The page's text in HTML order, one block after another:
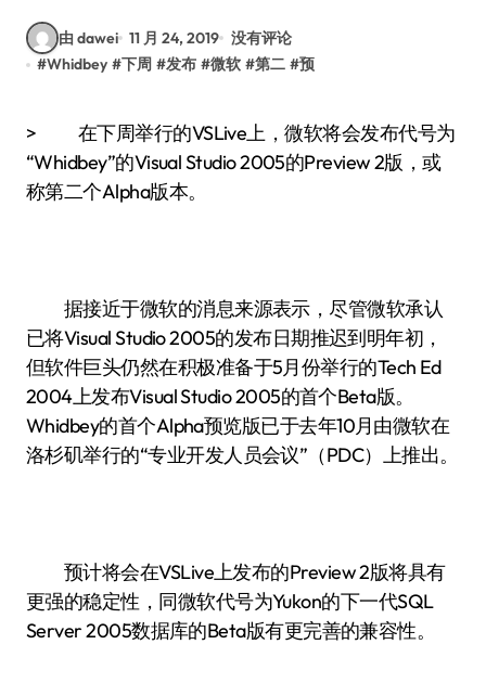
由 dawei 11 月 24, 2019 没有评论
#Whidbey #下周 #发布 #微软 #第二 #预
> 在下周举行的VSLive上，微软将会发布代号为
“Whidbey”的Visual Studio 2005的Preview 2版，或
称第二个Alpha版本。
据接近于微软的消息来源表示，尽管微软承认
已将Visual Studio 2005的发布日期推迟到明年初，
但软件巨头仍然在积极准备于5月份举行的Tech Ed
2004上发布Visual Studio 2005的首个Beta版。
Whidbey的首个Alpha预览版已于去年10月由微软在
洛杉矶举行的“专业开发人员会议”（PDC）上推出。
预计将会在VSLive上发布的Preview 2版将具有
更强的稳定性，同微软代号为Yukon的下一代SQL
Server 2005数据库的Beta版有更完善的兼容性。